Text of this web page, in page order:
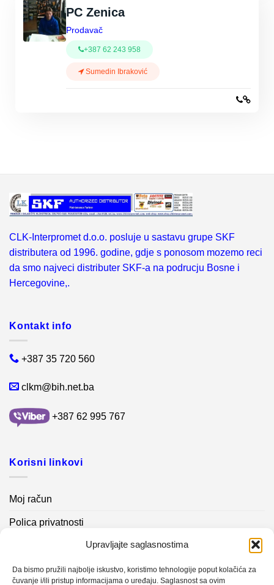
Upravljajte saglasnostima
Da bismo pružili najbolje iskustvo, koristimo tehnologije poput kolačića za
čuvanje i/ili pristup informacijama o uređaju. Saglasnost sa ovim
PC Zenica
Prodavač
+387 62 243 958
Sumedin Ibraković
CLK-Interpromet d.o.o. posluje u sastavu grupe SKF
distributera od 1996. godine, gdje s ponosom mozemo reci
da smo najveci distributer SKF-a na podrucju Bosne i
Hercegovine,.
Kontakt info
+387 35 720 560
clkm@bih.net.ba
+387 62 995 767
Korisni linkovi
Moj račun
Polica privatnosti
Kontakt info